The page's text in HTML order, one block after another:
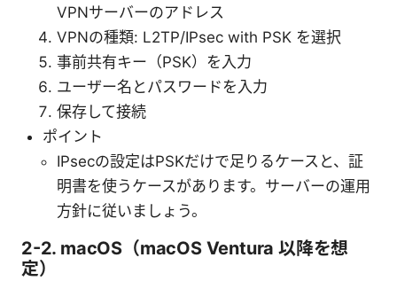
VPNサーバーのアドレス
VPNの種類: L2TP/IPsec with PSK を選択
事前共有キー（PSK）を入力
ユーザー名とパスワードを入力
保存して接続
ポイント
IPsecの設定はPSKだけで足りるケースと、証
明書を使うケースがあります。サーバーの運用
方針に従いましょう。
2-2. macOS（macOS Ventura 以降を想
定）